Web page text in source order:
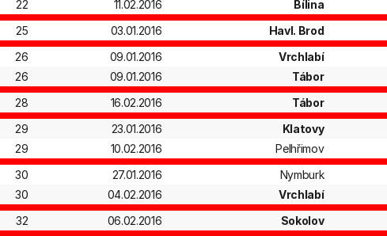
22 11.02.2016 Bílina
25
03.01.2016 Havl. Brod
26
09.01.2016 Vrchlabí
26
09.01.2016 Tábor
28
16.02.2016 Tábor
29
23.01.2016 Klatovy
29
10.02.2016 Pelhřimov
30
27.01.2016 Nymburk
30
04.02.2016 Vrchlabí
32
06.02.2016 Sokolov